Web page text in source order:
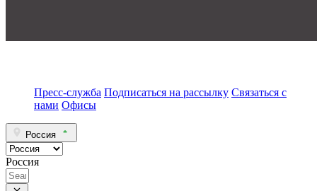
Пресс-служба Подписаться на рассылку Связаться с
нами Офисы
Россия
Россия